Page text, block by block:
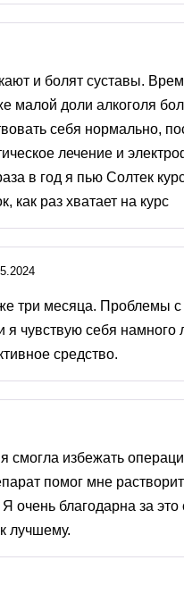
и болят суставы.
малой доли алкоголя
себя нормально,
лечение и
в год я пью Солтек
как раз хватает на курс
три месяца. Проблемы
я чувствую себя намного
средство.
я смогла избежать
помог мне
очень благодарна за это
лучшему.